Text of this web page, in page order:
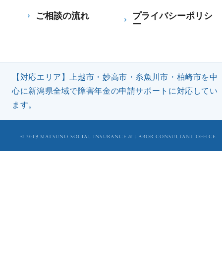
ご相談の流れ
プライバシーポリシ
ー
【対応エリア】上越市・妙高市・糸魚川市・柏崎市を中
心に新潟県全域で障害年金の申請サポートに対応してい
ます。
©︎ 2019 MATSUNO SOCIAL INSURANCE & LABOR CONSULTANT OFFICE.